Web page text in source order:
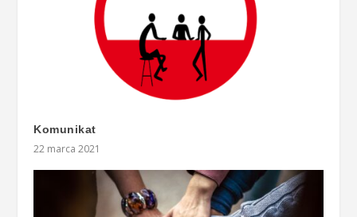
Komunikat
22 marca 2021